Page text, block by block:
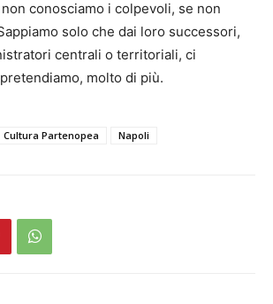
conosciamo i colpevoli, se non
solo che dai loro successori,
centrali o territoriali, ci
molto di più.
Cultura Partenopea Napoli